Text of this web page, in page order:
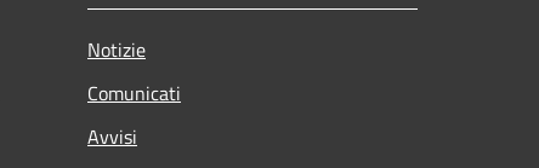
Notizie
Comunicati
Avvisi